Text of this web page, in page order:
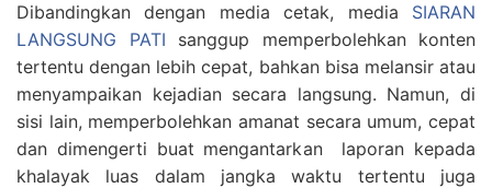
Dibandingkan dengan media cetak, media SIARAN
LANGSUNG PATI sanggup memperbolehkan konten
tertentu dengan lebih cepat, bahkan bisa melansir atau
menyampaikan kejadian secara langsung. Namun, di
sisi lain, memperbolehkan amanat secara umum, cepat
dan dimengerti buat mengantarkan laporan kepada
khalayak luas dalam jangka waktu tertentu juga